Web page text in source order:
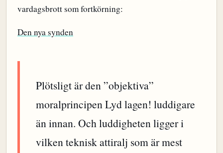
vardagsbrott som fortkörning:
Den nya synden
Plötsligt är den ”objektiva”
moralprincipen Lyd lagen! luddigare
än innan. Och luddigheten ligger i
vilken teknisk attiralj som är mest